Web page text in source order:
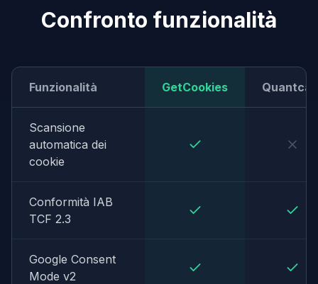
Confronto funzionalità
Funzionalità GetCookies
Scansione
automatica dei
cookie
Conformità IAB
TCF 2.3
Google Consent
Mode v2